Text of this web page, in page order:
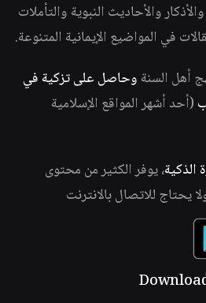
والأحاديث النبوية والتأملات
في المواضيع الإيمانية المتنوعة.
أهل السنة وحاصل على تزكية في
(أحد أشهر المواقع الإسلامية
الذكية، يوفر الكثير من محتوى
يحتاج للاتصال بالانترنت